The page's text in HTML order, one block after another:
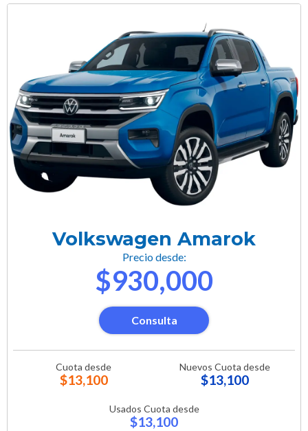
Volkswagen Amarok
Precio desde:
$930,000
Consulta
Cuota desde
$13,100
Nuevos Cuota desde
$13,100
Usados Cuota desde
$13,100